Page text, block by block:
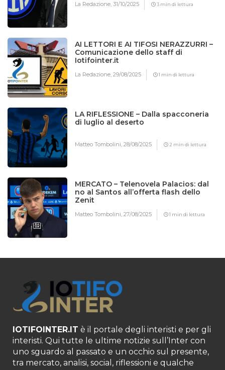
La Redazione,31/10/2025 3 min di lettura
AI LETTORI E AI TIFOSI NERAZZURRI –
Comunicazione dello staff di
Iotifointer.it
La Redazione,29/08/2025 1 min di lettura
LA RIFLESSIONE – Dalla spacconeria
di luglio al deserto
Matteo Tombolini,28/08/2025 2 min di lettura
MERCATO – Telenovela Palacios: dal
no al Santos all’offerta flash dello
Zenit
Matteo Tombolini,27/08/2025 1 min di lettura
IOTIFOINTER.IT è il portale degli interisti e per gli
interisti. Qui tutte le ultime notizie sull’Inter con
uno sguardo al passato e un occhio sul presente,
tra mercato, analisi, social, riflessioni e qualche